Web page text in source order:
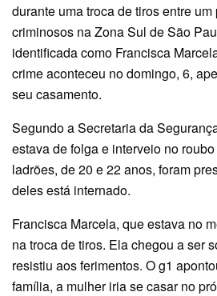
durante uma troca de tiros entre
criminosos na Zona Sul de São
identificada como Francisca
crime aconteceu no domingo, 6,
seu casamento.
Segundo a Secretaria da
estava de folga e interveio no
ladrões, de 20 e 22 anos, foram
deles está internado.
Francisca Marcela, que estava no
na troca de tiros. Ela chegou a ser
resistiu aos ferimentos. O g1
família, a mulher iria se casar no